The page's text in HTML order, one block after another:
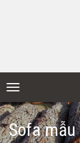
Toggle
navigation
Sofa mẫu